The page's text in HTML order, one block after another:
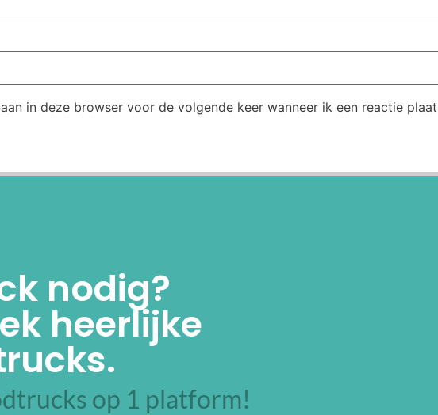
in deze browser voor de volgende keer wanneer ik een reactie
nodig?
heerlijke
op 1 platform!